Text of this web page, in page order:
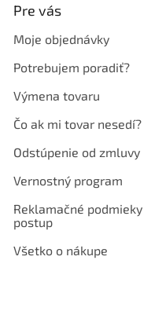
Pre vás
Moje objednávky
Potrebujem poradiť?
Výmena tovaru
Čo ak mi tovar nesedí?
Odstúpenie od zmluvy
Vernostný program
Reklamačné podmieky
postup
Všetko o nákupe